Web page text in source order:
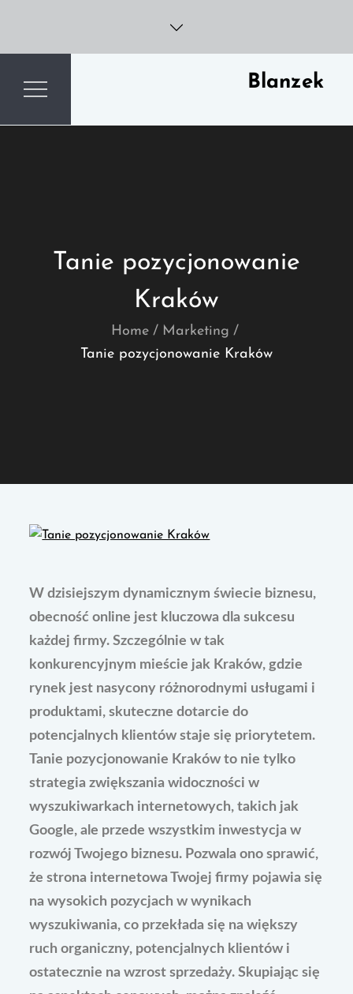
content
Blanzek
Tanie pozycjonowanie
Kraków
Home
Marketing
Tanie pozycjonowanie Kraków
W dzisiejszym dynamicznym świecie biznesu,
obecność online jest kluczowa dla sukcesu
każdej firmy. Szczególnie w tak
konkurencyjnym mieście jak Kraków, gdzie
rynek jest nasycony różnorodnymi usługami i
produktami, skuteczne dotarcie do
potencjalnych klientów staje się priorytetem.
Tanie pozycjonowanie Kraków to nie tylko
strategia zwiększania widoczności w
wyszukiwarkach internetowych, takich jak
Google, ale przede wszystkim inwestycja w
rozwój Twojego biznesu. Pozwala ono sprawić,
że strona internetowa Twojej firmy pojawia się
na wysokich pozycjach w wynikach
wyszukiwania, co przekłada się na większy
ruch organiczny, potencjalnych klientów i
ostatecznie na wzrost sprzedaży. Skupiając się